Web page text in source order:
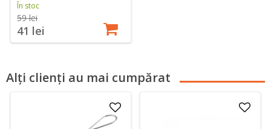
În stoc
59 lei
41 lei
Alți clienți au mai cumpărat